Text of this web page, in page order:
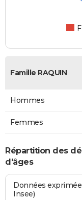
Famille RAQUIN
Hommes
Femmes
Répartition des
d'âges
Données
Insee)